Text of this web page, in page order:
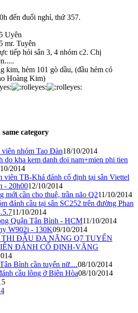
đến đuối nghỉ, thứ 357.
Uyên
mr. Tuyên
tiếp hỏi sân 3, 4 nhóm c2. Chị
kim, hẻm 101 gò dầu, (đầu hẻm có
Hoàng Kim)
category
viên nhóm Tao Đàn18/10/2014
do kha kem danh doi nam+mien phi tien
2014
viên TB-Khá đánh cố định tại sân Viettel
- 20h0012/10/2014
mới cần cho thuê, trần não Q211/10/2014
đánh cầu tại sân SC252 trên đường Phan
11/10/2014
Quận Tân Bình - HCM11/10/2014
W902i - 130K09/10/2014
THI ĐẤU ĐA NĂNG Q7 TUYỂN
ĐÁNH CỐ ĐỊNH-VÃNG
Bình cần tuyển nữ....08/10/2014
cầu lông ở Biên Hòa08/10/2014